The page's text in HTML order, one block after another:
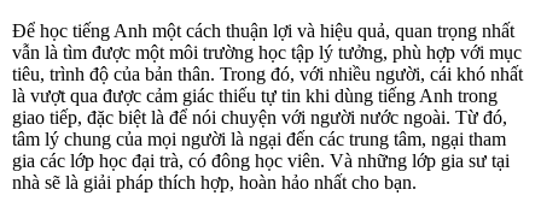
Để học tiếng Anh một cách thuận lợi và hiệu quả, quan trọng nhất
vẫn là tìm được một môi trường học tập lý tưởng, phù hợp với mục
tiêu, trình độ của bản thân. Trong đó, với nhiều người, cái khó nhất
là vượt qua được cảm giác thiếu tự tin khi dùng tiếng Anh trong
giao tiếp, đặc biệt là để nói chuyện với người nước ngoài. Từ đó,
tâm lý chung của mọi người là ngại đến các trung tâm, ngại tham
gia các lớp học đại trà, có đông học viên. Và những lớp gia sư tại
nhà sẽ là giải pháp thích hợp, hoàn hảo nhất cho bạn.